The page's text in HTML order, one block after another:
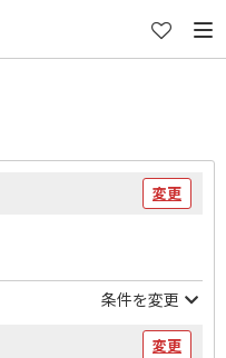
変更
条件を変更
変更